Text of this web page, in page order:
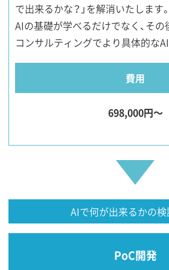
で出来るかな？」を解消いたします。
AIの基礎が学べるだけでなく、そ
コンサルティングでより具体的な
費用
698,000円〜
AIで何が出来るかの検
PoC開発